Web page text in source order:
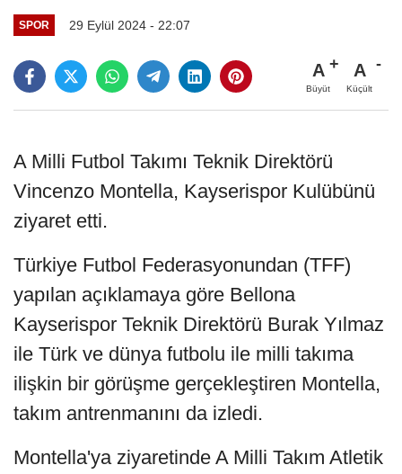
SPOR 29 Eylül 2024 - 22:07
A
Büyüt
A
Küçült
A Milli Futbol Takımı Teknik Direktörü
Vincenzo Montella, Kayserispor Kulübünü
ziyaret etti.
Türkiye Futbol Federasyonundan (TFF)
yapılan açıklamaya göre Bellona
Kayserispor Teknik Direktörü Burak Yılmaz
ile Türk ve dünya futbolu ile milli takıma
ilişkin bir görüşme gerçekleştiren Montella,
takım antrenmanını da izledi.
Montella'ya ziyaretinde A Milli Takım Atletik